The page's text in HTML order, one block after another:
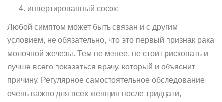
инвертированный сосок;
Любой симптом может быть связан и с другим
условием, не обязательно, что это первый признак рака
молочной железы. Тем не менее, не стоит рисковать и
лучше всего показаться врачу, который и объяснит
причину. Регулярное самостоятельное обследование
очень важно для всех женщин после тридцати,